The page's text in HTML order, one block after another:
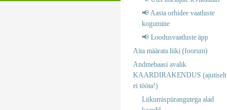
📢 Aasta orhidee vaatluste
kogumine
📢 Loodusvaatluste äpp
Aita määrata liiki (foorum)
Andmebaasi avalik
KAARDIRAKENDUS (ajutiselt
ei tööta!)
Liikumispiirangutega alad